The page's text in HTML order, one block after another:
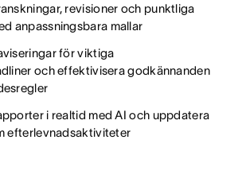
revisioner och punktliga
anpassningsbara mallar
för viktiga
och effektivisera godkännanden
i realtid med AI och uppdatera
efterlevnadsaktiviteter
med automatiserade
i realtid med anpassningsbara paneler
för varje leverans
processer med mallar
deadline
forskningsarbetsflöden med
att spåra viktiga mätvärden,
med automatiserade
överlämningar och tydligt
och generera riktade
hålla portfolioledare uppdaterade